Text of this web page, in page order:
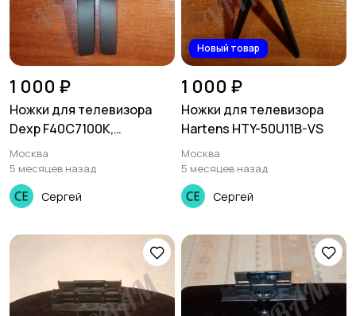
1 000 ₽
Ножки для телевизора
Dexp F40C7100K,
F40B8300K
Москва
5 месяцев назад
Сергей
Новый товар
1 000 ₽
Ножки для телевизора
Hartens HTY-50U11B-VS
Москва
5 месяцев назад
Сергей